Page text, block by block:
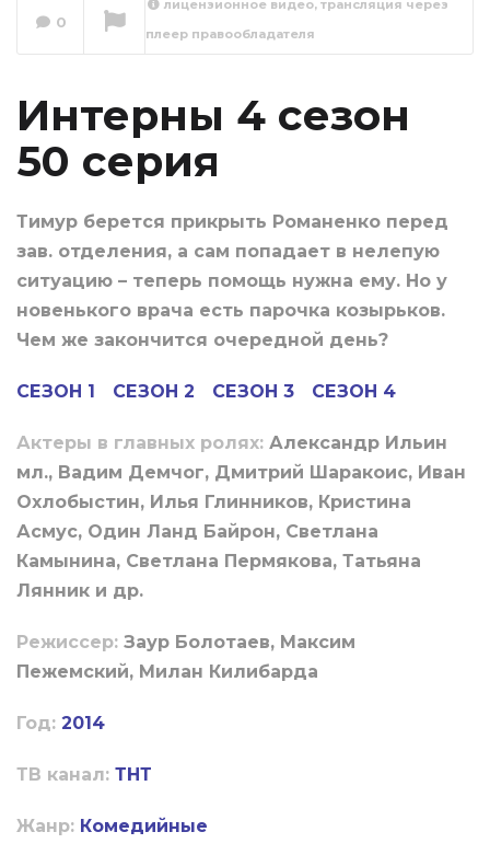
Интерны 4 сезон 51
0
лицензионное видео, трансляция через
плеер правообладателя
Интерны 4 сезон
50 серия
Тимур берется прикрыть Романенко перед
зав. отделения, а сам попадает в нелепую
ситуацию – теперь помощь нужна ему. Но у
новенького врача есть парочка козырьков.
Чем же закончится очередной день?
СЕЗОН 1 СЕЗОН 2 СЕЗОН 3 СЕЗОН 4
Актеры в главных ролях: Александр Ильин
мл., Вадим Демчог, Дмитрий Шаракоис, Иван
Охлобыстин, Илья Глинников, Кристина
Асмус, Один Ланд Байрон, Светлана
Камынина, Светлана Пермякова, Татьяна
Лянник и др.
Режиссер: Заур Болотаев, Максим
Пежемский, Милан Килибарда
Год: 2014
ТВ канал: ТНТ
Жанр: Комедийные